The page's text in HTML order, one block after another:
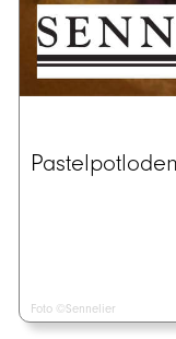
Foto ©Sennelier